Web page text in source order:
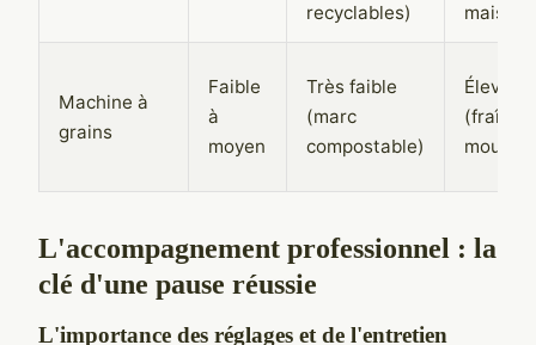
recyclables)
mais
Machine à
grains
Faible
à
moyen
Très faible
(marc
compostable)
Élevé
moulu)
L'accompagnement professionnel : la
clé d'une pause réussie
L'importance des réglages et de l'entretien